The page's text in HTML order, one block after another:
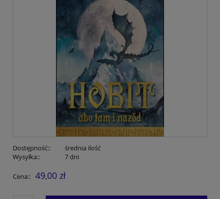
Dostępność::
średnia ilość
Wysyłka::
7 dni
Cena:: 49,00 zł